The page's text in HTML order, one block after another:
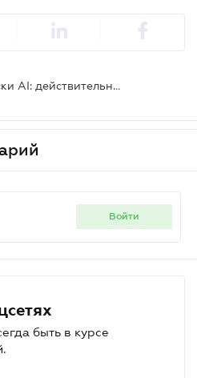
Бесплатный вебинар: «Риски AI: действительно ли технология безопасна?»
войти
быть в курсе